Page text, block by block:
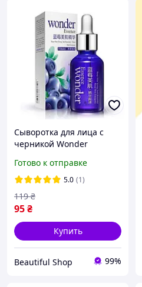
Сыворотка для лица с
черникой Wonder
Готово к отправке
5.0 (1)
95₴
119 ₴
Купить
Beautiful Shop 99%